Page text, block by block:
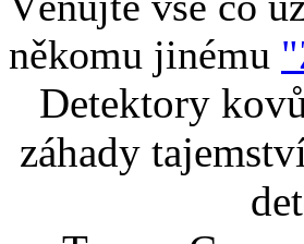
někomu jinému
Detektory
záhady